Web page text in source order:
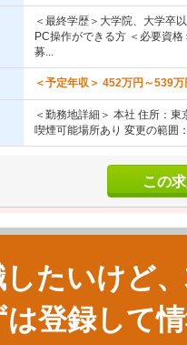
＜最終学歴＞大学院、大学卒
PC操作ができる方 ＜必要資
募...
＜予定年収＞ 452万円～539
＜勤務地詳細＞ 本社 住所：
喫煙可能場所あり 変更の範囲
この
たいけど
は登録して